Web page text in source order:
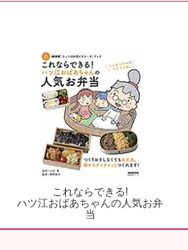
これならできる!
ハツ江おばあちゃんの人気お弁
当